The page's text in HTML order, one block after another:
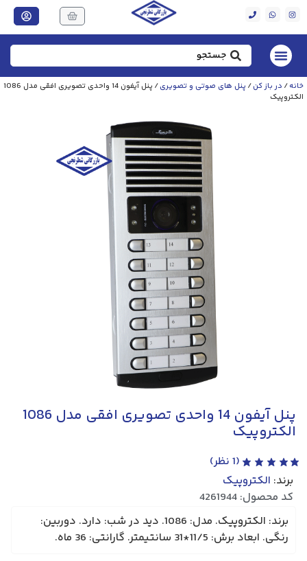
خانه/ در باز کن/ پنل های صوتی و تصویری
/ پنل آیفون 14 واحدی تصویری افقی مدل 1086
الکتروپیک
پنل آیفون 14 واحدی تصویری افقی مدل 1086
الکتروپیک
(
1 نظر)
برند: الکتروپیک
کد محصول: 4261944
برند: الکتروپیک. مدل: 1086. دید در شب: دارد. دوربین:
رنگی. ابعاد برش: 11/5*31 سانتیمتر. گارانتی: 36 ماه.